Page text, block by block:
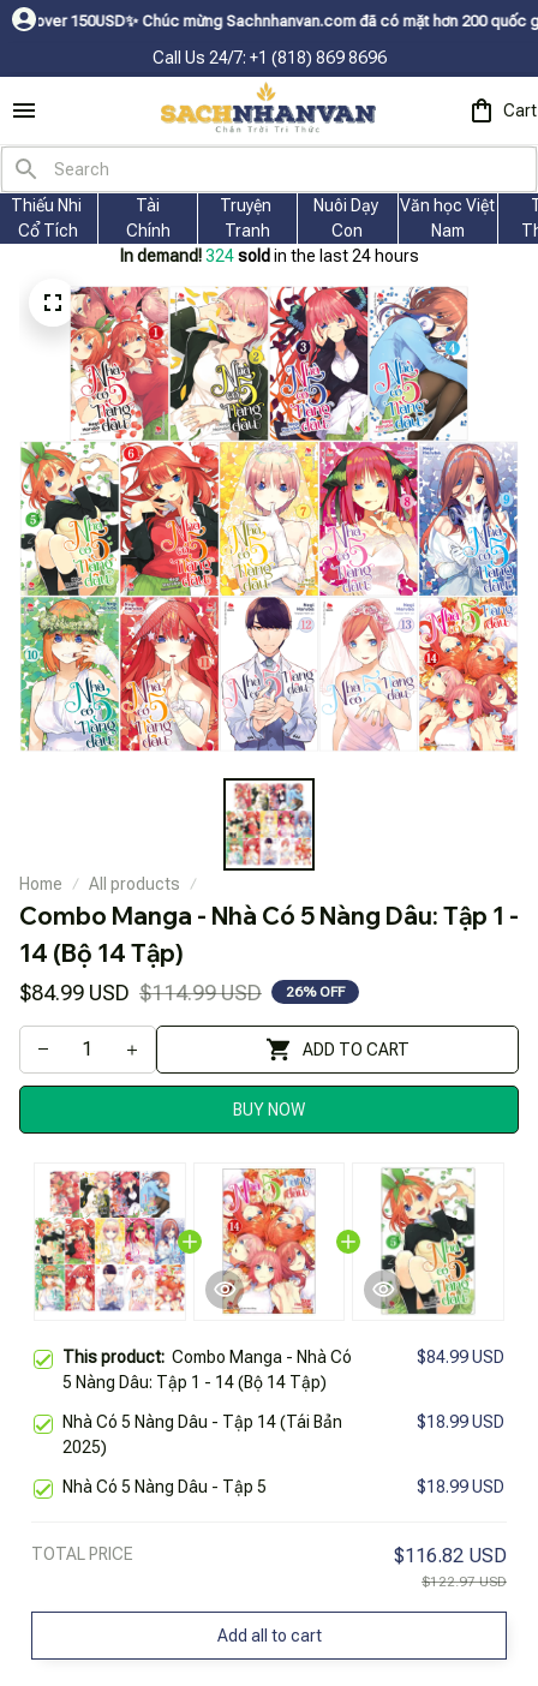
ㅤ✨Chúc mừng Sachnhanvan.com đã có mặt hơn 200 quốc gia như Mỹ,
Call Us 24/7: +1 (818) 869 8696
Cart
Thiếu Nhi
Cổ Tích
Tài
Chính
Truyện
Tranh
Nuôi Dạy
Con
Văn học Việt
Nam
In demand! 324 sold in the last 24 hours
Home All products
Combo Manga - Nhà Có 5 Nàng Dâu: Tập 1 -
14 (Bộ 14 Tập)
$84.99 USD $114.99 USD 26% OFF
ADD TO CART
BUY NOW
This product: Combo Manga - Nhà Có
5 Nàng Dâu: Tập 1 - 14 (Bộ 14 Tập)
$84.99 USD
Nhà Có 5 Nàng Dâu - Tập 14 (Tái Bản
2025)
$18.99 USD
Nhà Có 5 Nàng Dâu - Tập 5 $18.99 USD
TOTAL PRICE $116.82 USD
$122.97 USD
Add all to cart